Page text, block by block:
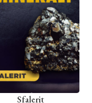
Sfalerit